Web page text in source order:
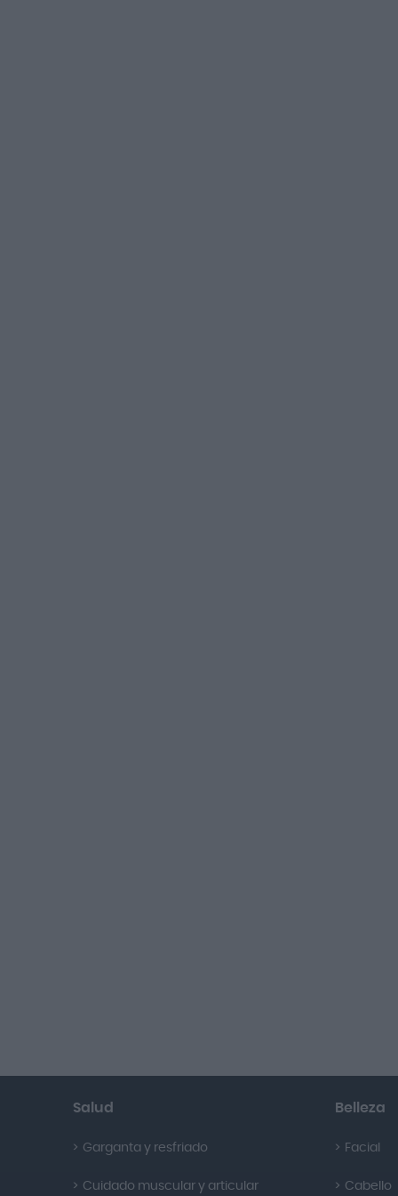
Salud
Garganta y resfriado
Cuidado muscular y articular
Belleza
Facial
Cabello